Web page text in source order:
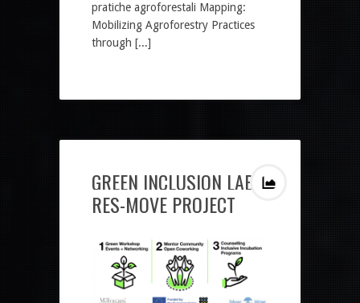
pratiche agroforestali Mapping:
Mobilizing Agroforestry Practices
through [...]
GREEN INCLUSION LABS
RES-MOVE PROJECT